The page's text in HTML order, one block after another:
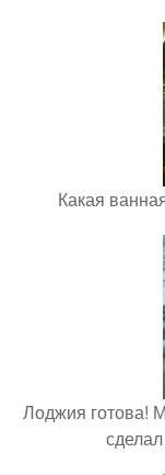
Какая
Лоджия готова!